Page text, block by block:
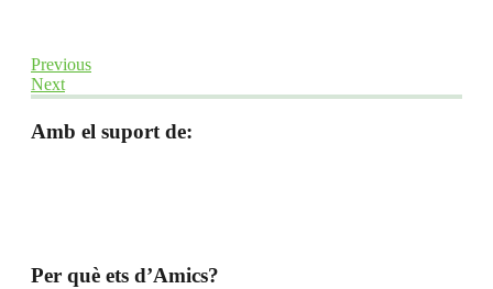
Previous
Next
Amb el suport de:
Per què ets d’Amics?